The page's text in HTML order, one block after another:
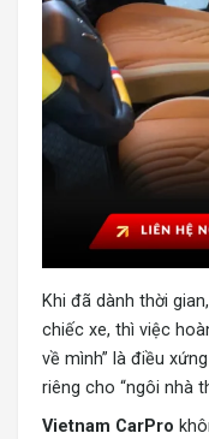
Khi đã dành thời
chiếc xe, thì việc
về mình” là điều
riêng cho “ngôi nhà
Vietnam CarPro